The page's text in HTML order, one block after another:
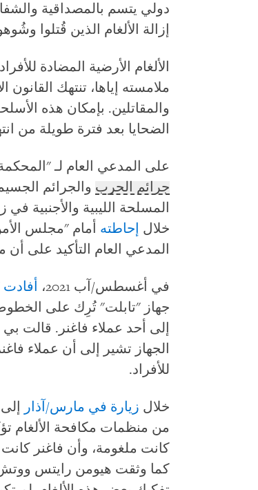
دولي يتسم بالمصداقية
إزالة الألغام الذين قُتلوا
الألغام الأرضية المضادة
ملامسته إياها، تنتهك القانون
والمقاتلين. بإمكان هذه
الضحايا بعد فترة طويلة من
على المدعي العام لـ "المحكمة
جرائم الحرب والجرائم
خلال إحاطته
المدعي العام التأكيد على أن
في أغسطس/آب 2021، أفادت
جهاز "تابلت" تُرِك على
إلى أحد عملاء فاغنر. قالت
الجهاز تشير إلى أن عملاء
للأفراد.
خلال زيارة في مارس/آذار
كانت ملغومة، وأن فاغنر
كما وثقت هيومن رايتس ووتش